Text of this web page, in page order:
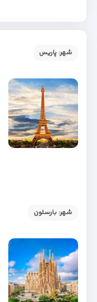
شهر: پاریس
شهر: بارسلون